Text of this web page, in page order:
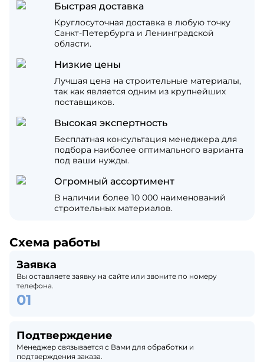
Быстрая доставка
Круглосуточная доставка в любую точку
Санкт-Петербурга и Ленинградской
области.
Низкие цены
Лучшая цена на строительные материалы,
так как является одним из крупнейших
поставщиков.
Высокая экспертность
Бесплатная консультация менеджера для
подбора наиболее оптимального варианта
под ваши нужды.
Огромный ассортимент
В наличии более 10 000 наименований
строительных материалов.
Схема работы
Заявка
Вы оставляете заявку на сайте или звоните по номеру
телефона.
Подтверждение
Менеджер связывается с Вами для обработки и
подтверждения заказа.